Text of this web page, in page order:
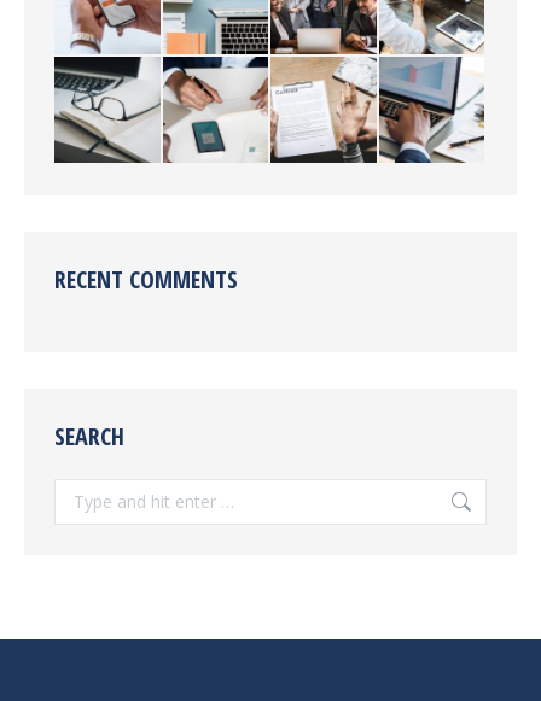
RECENT COMMENTS
SEARCH